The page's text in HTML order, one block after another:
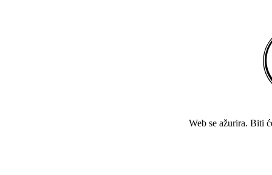
Web se ažurira. Biti